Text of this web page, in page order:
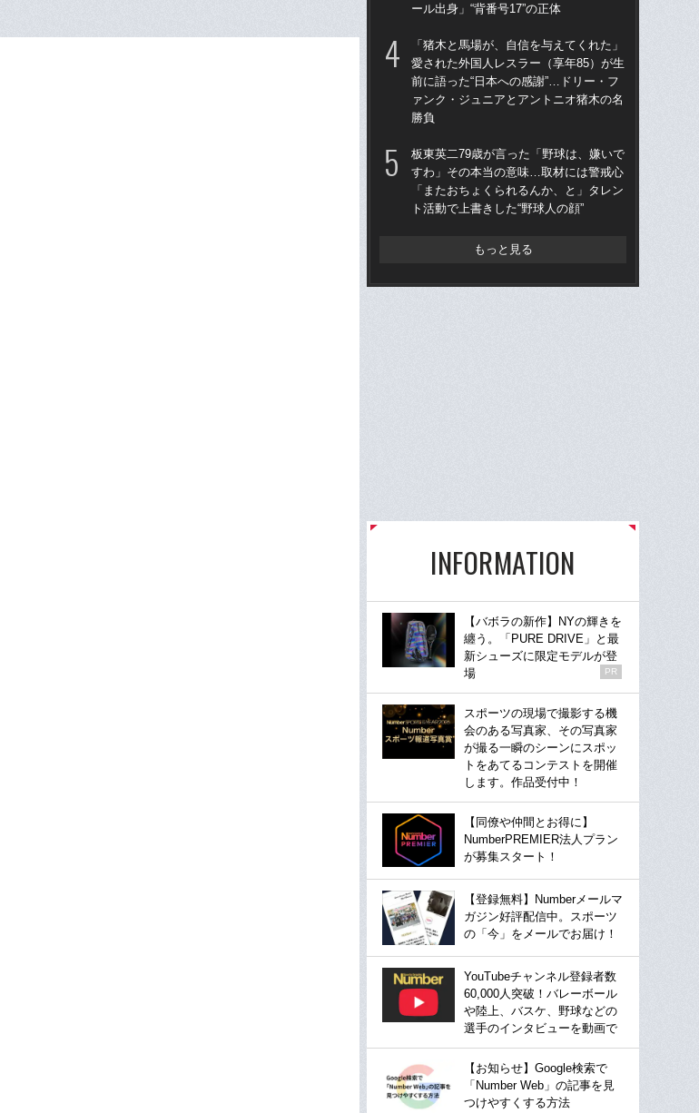
ール出身」“背番号17”の正体
「猪木と馬場が、自信を与えてくれた」
愛された外国人レスラー（享年85）が生
前に語った“日本への感謝”…ドリー・フ
ァンク・ジュニアとアントニオ猪木の名
勝負
板東英二79歳が言った「野球は、嫌いで
すわ」その本当の意味…取材には警戒心
「またおちょくられるんか、と」タレン
ト活動で上書きした“野球人の顔”
もっと見る
INFORMATION
【バボラの新作】NYの輝きを
纏う。「PURE DRIVE」と最
新シューズに限定モデルが登
場
PR
スポーツの現場で撮影する機
会のある写真家、その写真家
が撮る一瞬のシーンにスポッ
トをあてるコンテストを開催
します。作品受付中！
【同僚や仲間とお得に】
NumberPREMIER法人プラン
が募集スタート！
【登録無料】Numberメールマ
ガジン好評配信中。スポーツ
の「今」をメールでお届け！
YouTubeチャンネル登録者数
60,000人突破！バレーボール
や陸上、バスケ、野球などの
選手のインタビューを動画で
【お知らせ】Google検索で
「Number Web」の記事を見
つけやすくする方法